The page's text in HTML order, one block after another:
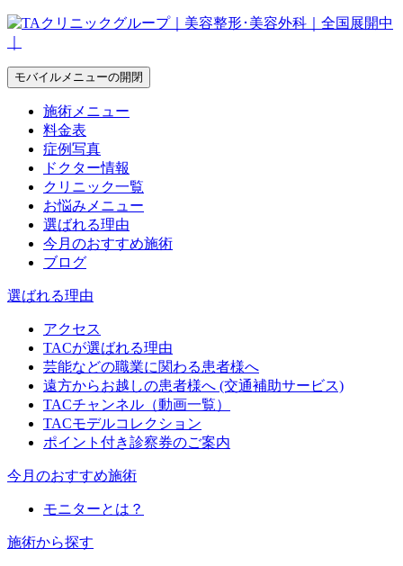
モバイルメニューの開閉
施術メニュー
料金表
症例写真
ドクター情報
クリニック一覧
お悩みメニュー
選ばれる理由
今月のおすすめ施術
ブログ
選ばれる理由
アクセス
TACが選ばれる理由
芸能などの職業に関わる患者様へ
遠方からお越しの患者様へ (交通補助サービス)
TACチャンネル（動画一覧）
TACモデルコレクション
ポイント付き診察券のご案内
今月のおすすめ施術
モニターとは？
施術から探す